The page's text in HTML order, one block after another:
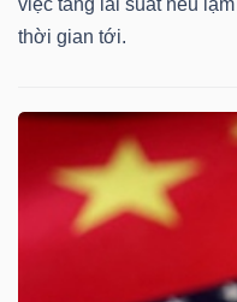
thời gian tới.
DỊCH
TRUYỀN
THÔNG